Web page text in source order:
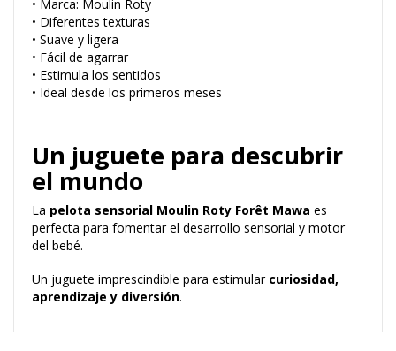
• Marca: Moulin Roty
• Diferentes texturas
• Suave y ligera
• Fácil de agarrar
• Estimula los sentidos
• Ideal desde los primeros meses
Un juguete para descubrir
el mundo
La pelota sensorial Moulin Roty Forêt Mawa es
perfecta para fomentar el desarrollo sensorial y motor
del bebé.
Un juguete imprescindible para estimular curiosidad,
aprendizaje y diversión.